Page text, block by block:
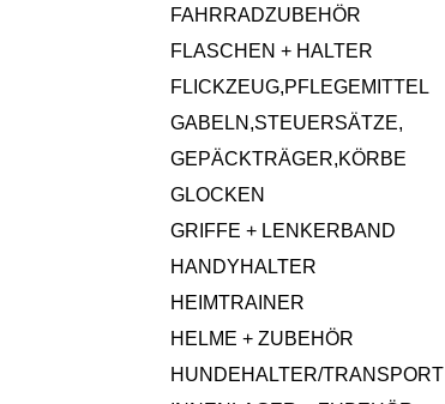
FAHRRADZUBEHÖR
FLASCHEN + HALTER
FLICKZEUG,PFLEGEMITTEL
GABELN,STEUERSÄTZE,
GEPÄCKTRÄGER,KÖRBE
GLOCKEN
GRIFFE + LENKERBAND
HANDYHALTER
HEIMTRAINER
HELME + ZUBEHÖR
HUNDEHALTER/TRANSPORT